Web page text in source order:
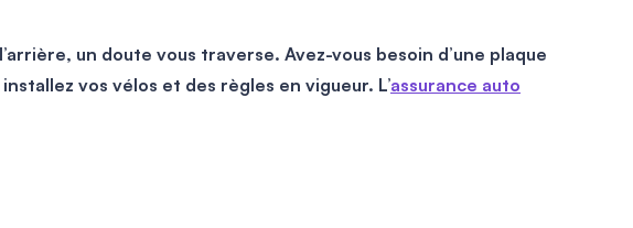
un doute vous traverse. Avez-vous besoin d’une plaque
vos vélos et des règles en vigueur. L’assurance auto